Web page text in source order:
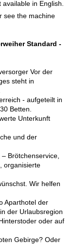
in English.
see the machine
Standard -
Vor der
steht in
- aufgeteilt in
Betten.
Unterkunft
und der
Brötchenservice,
organisierte
Wir helfen
Aparthotel der
der Urlaubsregion
oder auf
Gebirge? Oder